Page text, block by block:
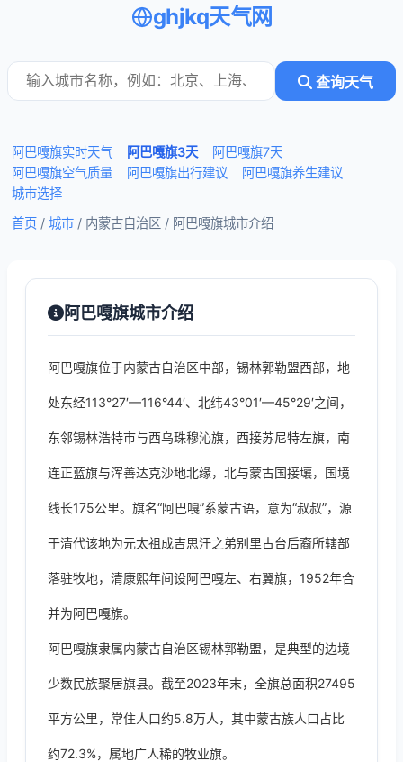
ghjkq天气网
查询天气
阿巴嘎旗实时天气 阿巴嘎旗3天
阿巴嘎旗7天
阿巴嘎旗空气质量
阿巴嘎旗出行建议
阿巴嘎旗养生建议
城市选择
首页 / 城市 / 内蒙古自治区 / 阿巴嘎旗城市介绍
阿巴嘎旗城市介绍
阿巴嘎旗位于内蒙古自治区中部，锡林郭勒盟西部，地
处东经113°27′—116°44′、北纬43°01′—45°29′之间，
东邻锡林浩特市与西乌珠穆沁旗，西接苏尼特左旗，南
连正蓝旗与浑善达克沙地北缘，北与蒙古国接壤，国境
线长175公里。旗名“阿巴嘎”系蒙古语，意为“叔叔”，源
于清代该地为元太祖成吉思汗之弟别里古台后裔所辖部
落驻牧地，清康熙年间设阿巴嘎左、右翼旗，1952年合
并为阿巴嘎旗。
阿巴嘎旗隶属内蒙古自治区锡林郭勒盟，是典型的边境
少数民族聚居旗县。截至2023年末，全旗总面积27495
平方公里，常住人口约5.8万人，其中蒙古族人口占比
约72.3%，属地广人稀的牧业旗。